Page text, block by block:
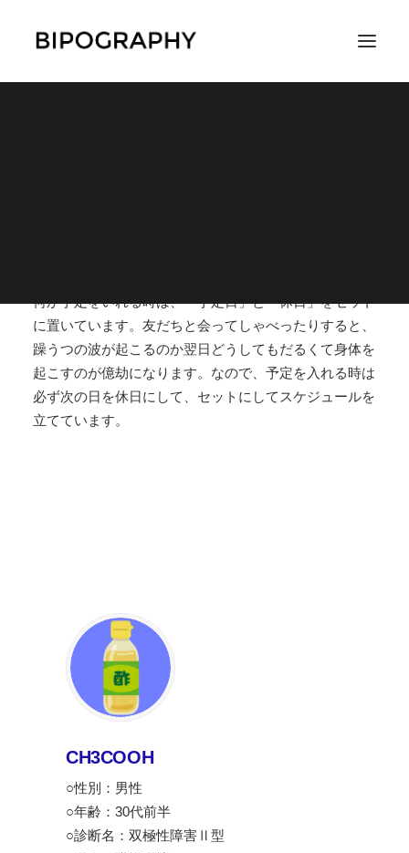
何か予定をいれる時は、「予定日」と「休日」をセット
に置いています。友だちと会ってしゃべったりすると、
躁うつの波が起こるのか翌日どうしてもだるくて身体を
起こすのが億劫になります。なので、予定を入れる時は
必ず次の日を休日にして、セットにしてスケジュールを
立てています。
CH3COOH
○性別：男性
○年齢：30代前半
○診断名：双極性障害Ⅱ型